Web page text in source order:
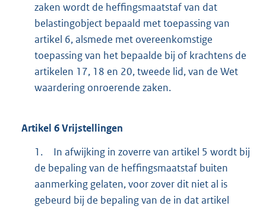
zaken wordt de heffingsmaatstaf van dat
belastingobject bepaald met toepassing van
artikel 6, alsmede met overeenkomstige
toepassing van het bepaalde bij of krachtens de
artikelen 17, 18 en 20, tweede lid, van de Wet
waardering onroerende zaken.
Artikel 6Vrijstellingen
1.
In afwijking in zoverre van artikel 5 wordt bij
de bepaling van de heffingsmaatstaf buiten
aanmerking gelaten, voor zover dit niet al is
gebeurd bij de bepaling van de in dat artikel